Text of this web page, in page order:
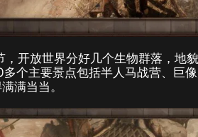
，开放世界分好几个生物群落，地
个主要景点包括半人马战营、巨
满当当。